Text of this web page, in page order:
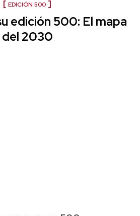
EDICIÓN 500
edición 500: El mapa
del 2030